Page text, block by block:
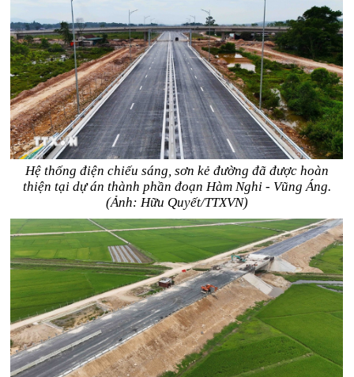
Hệ thống điện chiếu sáng, sơn kẻ đường đã được hoàn
thiện tại dự án thành phần đoạn Hàm Nghi - Vũng Áng.
(Ảnh: Hữu Quyết/TTXVN)